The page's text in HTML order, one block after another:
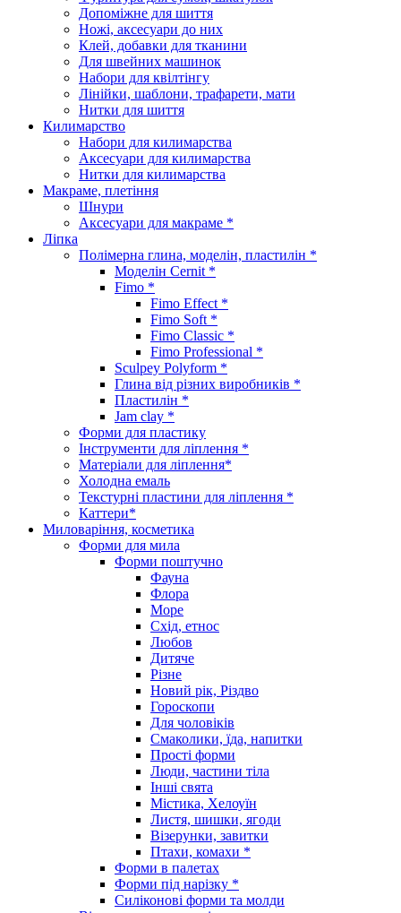
Допоміжне для шиття
Ножі, аксесуари до них
Клей, добавки для тканини
Для швейних машинок
Набори для квілтінгу
Лінійки, шаблони, трафарети, мати
Нитки для шиття
Килимарство
Набори для килимарства
Аксесуари для килимарства
Нитки для килимарства
Макраме, плетіння
Шнури
Аксесуари для макраме *
Ліпка
Полімерна глина, моделін, пластилін *
Моделін Cernit *
Fimo *
Fimo Effect *
Fimo Soft *
Fimo Classic *
Fimo Professional *
Sculpey Polyform *
Глина від різних виробників *
Пластилін *
Jam clay *
Форми для пластику
Інструменти для ліплення *
Матеріали для ліплення*
Холодна емаль
Текстурні пластини для ліплення *
Каттери*
Миловаріння, косметика
Форми для мила
Форми поштучно
Фауна
Флора
Море
Схід, етнос
Любов
Дитяче
Різне
Новий рік, Різдво
Гороскопи
Для чоловіків
Смаколики, їда, напитки
Прості форми
Люди, частини тіла
Інші свята
Містика, Хелоуїн
Листя, шишки, ягоди
Візерунки, завитки
Птахи, комахи *
Форми в палетах
Форми під нарізку *
Силіконові форми та молди